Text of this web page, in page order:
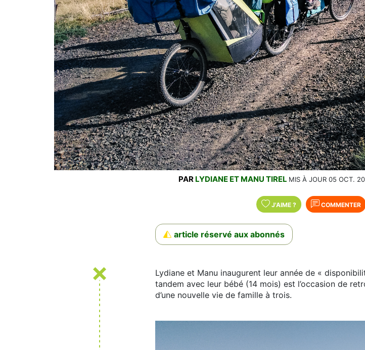
PAR LYDIANE ET MANU TIREL MIS À JOUR 05 OCT.
J'AIME ? COMMENTER
article réservé aux abonnés
Lydiane et Manu inaugurent leur année de «
tandem avec leur bébé (14 mois) est l’occasion de
d’une nouvelle vie de famille à trois.